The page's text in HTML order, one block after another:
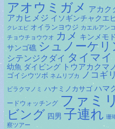
アオウミガメ アカク
アカヒメジ イソギンチャクエ
クレエビ オイランヨウジ カエルアン
チョウチョウウオ カメ キンメモ
サンゴ礁 シュノーケリ
シテンジクダイ タイマイ
幼魚 ダイビング トウアカクマ
ゴイシウツボ ネムリブカ ノコギ
ビラクマノミ ハナミノカサゴ ハマ
ードウォッチング ファミ
ビング 四男 子連れ 珊
察ツアー